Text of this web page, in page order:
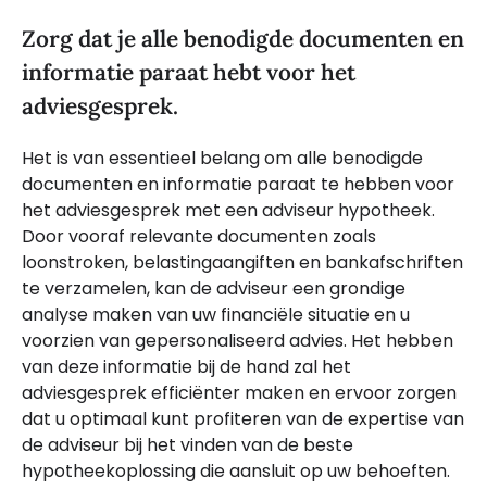
Zorg dat je alle benodigde documenten en
informatie paraat hebt voor het
adviesgesprek.
Het is van essentieel belang om alle benodigde
documenten en informatie paraat te hebben voor
het adviesgesprek met een adviseur hypotheek.
Door vooraf relevante documenten zoals
loonstroken, belastingaangiften en bankafschriften
te verzamelen, kan de adviseur een grondige
analyse maken van uw financiële situatie en u
voorzien van gepersonaliseerd advies. Het hebben
van deze informatie bij de hand zal het
adviesgesprek efficiënter maken en ervoor zorgen
dat u optimaal kunt profiteren van de expertise van
de adviseur bij het vinden van de beste
hypotheekoplossing die aansluit op uw behoeften.